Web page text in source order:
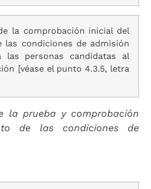
la comprobación inicial del
las condiciones de admisión
las personas candidatas al
[véase el punto 4.3.5, letra
la prueba y comprobación
de las condiciones de